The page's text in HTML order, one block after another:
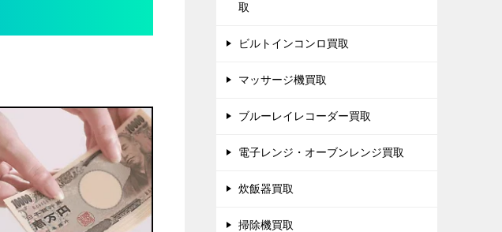
取
ビルトインコンロ買取
マッサージ機買取
ブルーレイレコーダー買取
電子レンジ・オーブンレンジ買取
炊飯器買取
掃除機買取